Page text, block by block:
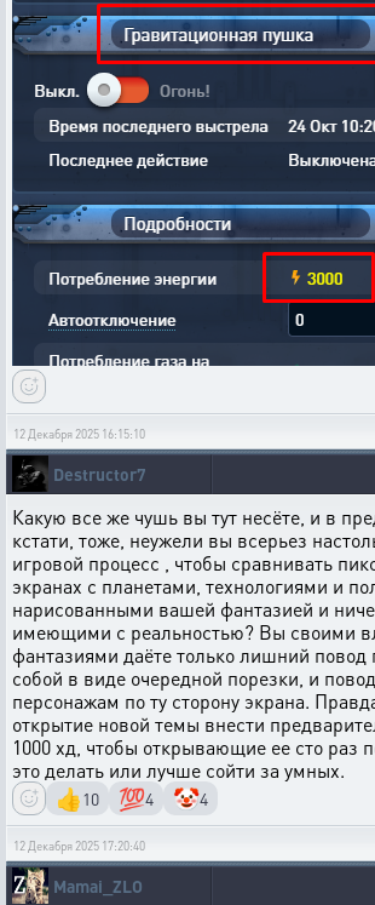
12 Декабря 2025 16:15:10
Destructor7
Какую все же чушь вы тут несёте, и в
кстати, тоже, неужели вы всерьез
игровой процесс , чтобы сравнивать
экранах с планетами, технологиями и
нарисованными вашей фантазией и
имеющими с реальностью? Вы своими
фантазиями даёте только лишний повод
собой в виде очередной порезки, и
персонажам по ту сторону экрана.
открытие новой темы внести
1000 хд, чтобы открывающие ее сто раз
это делать или лучше сойти за умных.
👍10 💯4 🤡4
12 Декабря 2025 17:20:40
Mamai_ZLO